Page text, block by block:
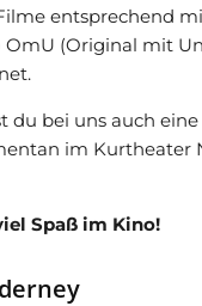
entsprechend
OmU (Original mit
du bei uns auch
im Kurtheater
Spaß im Kino!